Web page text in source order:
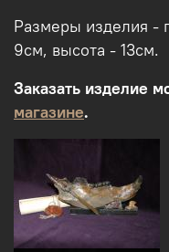
Размеры изделия -
9см, высота - 13см.
Заказать изделие
магазине.